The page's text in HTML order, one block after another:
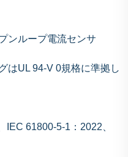
ンループ電流センサ
はUL 94-V 0規格に準拠し
61800-5-1：2022、